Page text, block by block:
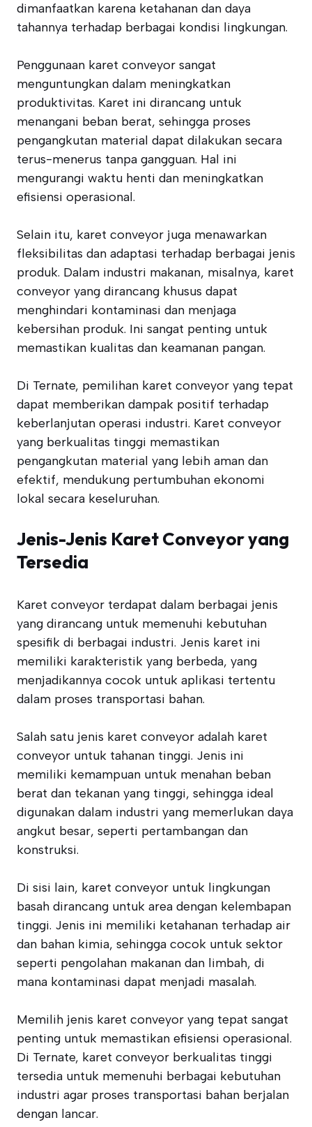
dimanfaatkan karena ketahanan dan daya
tahannya terhadap berbagai kondisi lingkungan.
Penggunaan karet conveyor sangat
menguntungkan dalam meningkatkan
produktivitas. Karet ini dirancang untuk
menangani beban berat, sehingga proses
pengangkutan material dapat dilakukan secara
terus-menerus tanpa gangguan. Hal ini
mengurangi waktu henti dan meningkatkan
efisiensi operasional.
Selain itu, karet conveyor juga menawarkan
fleksibilitas dan adaptasi terhadap berbagai jenis
produk. Dalam industri makanan, misalnya, karet
conveyor yang dirancang khusus dapat
menghindari kontaminasi dan menjaga
kebersihan produk. Ini sangat penting untuk
memastikan kualitas dan keamanan pangan.
Di Ternate, pemilihan karet conveyor yang tepat
dapat memberikan dampak positif terhadap
keberlanjutan operasi industri. Karet conveyor
yang berkualitas tinggi memastikan
pengangkutan material yang lebih aman dan
efektif, mendukung pertumbuhan ekonomi
lokal secara keseluruhan.
Jenis-Jenis Karet Conveyor yang
Tersedia
Karet conveyor terdapat dalam berbagai jenis
yang dirancang untuk memenuhi kebutuhan
spesifik di berbagai industri. Jenis karet ini
memiliki karakteristik yang berbeda, yang
menjadikannya cocok untuk aplikasi tertentu
dalam proses transportasi bahan.
Salah satu jenis karet conveyor adalah karet
conveyor untuk tahanan tinggi. Jenis ini
memiliki kemampuan untuk menahan beban
berat dan tekanan yang tinggi, sehingga ideal
digunakan dalam industri yang memerlukan daya
angkut besar, seperti pertambangan dan
konstruksi.
Di sisi lain, karet conveyor untuk lingkungan
basah dirancang untuk area dengan kelembapan
tinggi. Jenis ini memiliki ketahanan terhadap air
dan bahan kimia, sehingga cocok untuk sektor
seperti pengolahan makanan dan limbah, di
mana kontaminasi dapat menjadi masalah.
Memilih jenis karet conveyor yang tepat sangat
penting untuk memastikan efisiensi operasional.
Di Ternate, karet conveyor berkualitas tinggi
tersedia untuk memenuhi berbagai kebutuhan
industri agar proses transportasi bahan berjalan
dengan lancar.